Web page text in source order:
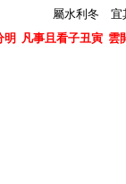
屬水利冬 宜
明 凡事且看子丑寅 雲